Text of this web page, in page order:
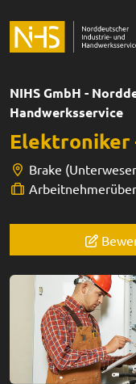
NIHS GmbH -
Handwerksservice
Brake